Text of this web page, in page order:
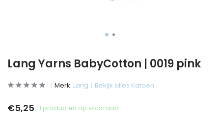
Lang Yarns BabyCotton | 0019 pink
Merk: Lang Bekijk alles Katoen
€5,25 1 producten op voorraad